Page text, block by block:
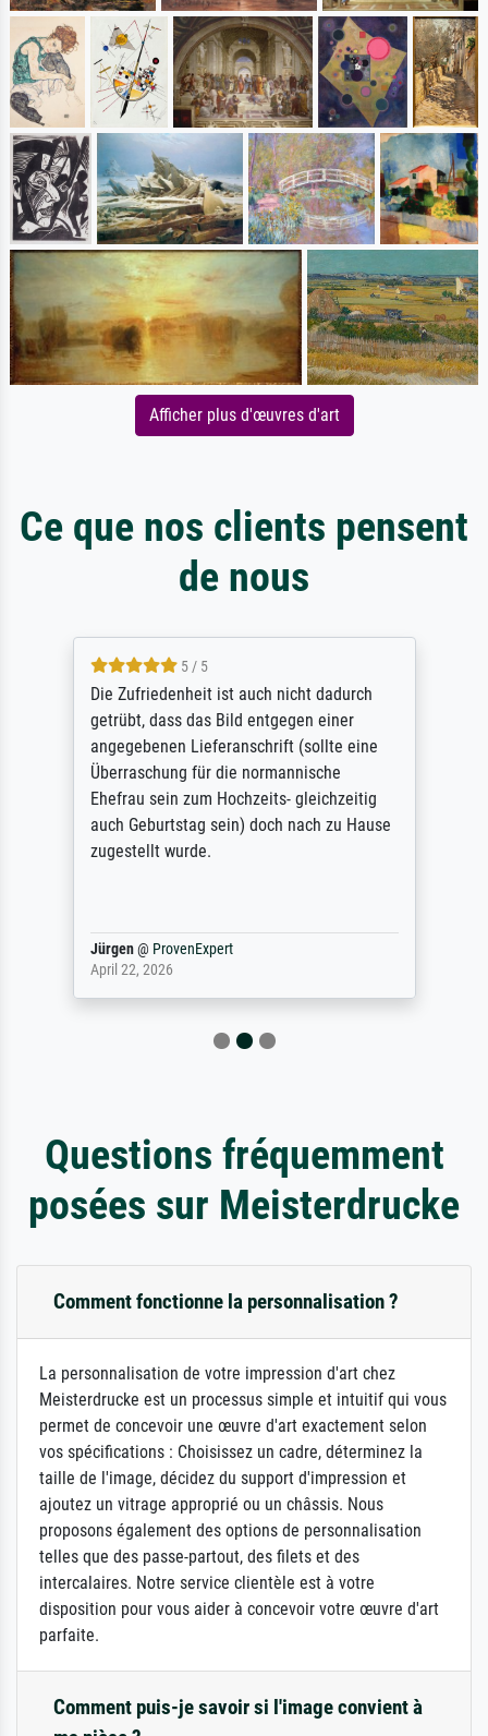
Afficher plus d'œuvres d'art
Ce que nos clients pensent
de nous
5 / 5
Die Zufriedenheit ist auch nicht dadurch
getrübt, dass das Bild entgegen einer
angegebenen Lieferanschrift (sollte eine
Überraschung für die normannische
Ehefrau sein zum Hochzeits- gleichzeitig
auch Geburtstag sein) doch nach zu Hause
zugestellt wurde.
Jürgen@ ProvenExpert
April 22, 2026
Questions fréquemment
posées sur Meisterdrucke
Comment fonctionne la personnalisation ?
La personnalisation de votre impression d'art chez
Meisterdrucke est un processus simple et intuitif qui vous
permet de concevoir une œuvre d'art exactement selon
vos spécifications : Choisissez un cadre, déterminez la
taille de l'image, décidez du support d'impression et
ajoutez un vitrage approprié ou un châssis. Nous
proposons également des options de personnalisation
telles que des passe-partout, des filets et des
intercalaires. Notre service clientèle est à votre
disposition pour vous aider à concevoir votre œuvre d'art
parfaite.
Comment puis-je savoir si l'image convient à